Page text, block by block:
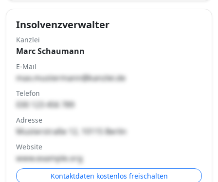
Insolvenzverwalter
Kanzlei
Marc Schaumann
E-Mail
max.mustermann@kanzlei.de
Telefon
030 123 456 789
Adresse
Musterstraße 12, 10115 Berlin
Website
www.example.org
Kontaktdaten kostenlos freischalten